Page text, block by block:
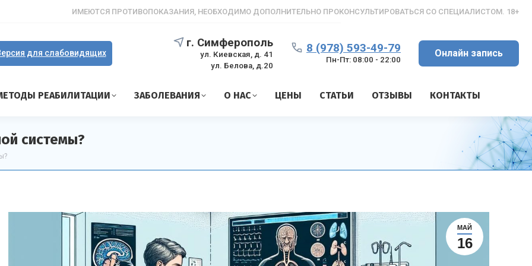
ИМЕЮТСЯ ПРОТИВОПОКАЗАНИЯ, НЕОБХОДИМО ДОПОЛНИТЕЛЬНО ПРОКОНСУЛЬТИРОВАТЬСЯ СО СПЕЦИАЛИСТОМ. 18+
для слабовидящих
г. Симферополь
ул. Киевская, д. 41
ул. Белова, д.20
8 (978) 593-49-79
Пн-Пт: 08:00 - 22:00
Онлайн запись
РЕАБИЛИТАЦИИ ЗАБОЛЕВАНИЯ О НАС ЦЕНЫ СТАТЬИ ОТЗЫВЫ КОНТАКТЫ
системы?
МАЙ
16